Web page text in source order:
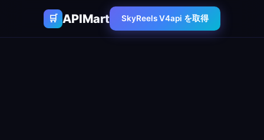
🛒 APIMart SkyReels V4api を取得